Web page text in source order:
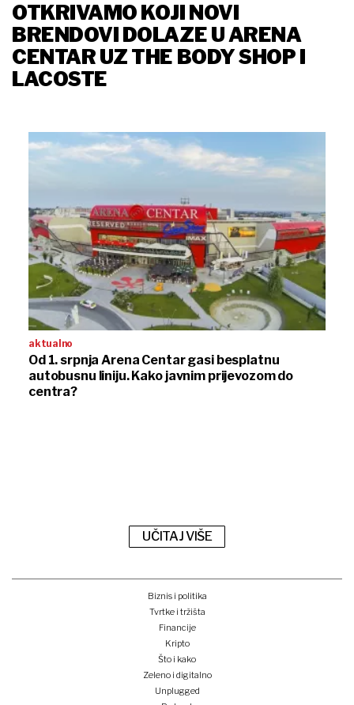
OTKRIVAMO KOJI NOVI
BRENDOVI DOLAZE U ARENA
CENTAR UZ THE BODY SHOP I
LACOSTE
aktualno
Od 1. srpnja Arena Centar gasi besplatnu
autobusnu liniju. Kako javnim prijevozom do
centra?
UČITAJ VIŠE
Biznis i politika
Tvrtke i tržišta
Financije
Kripto
Što i kako
Zeleno i digitalno
Unplugged